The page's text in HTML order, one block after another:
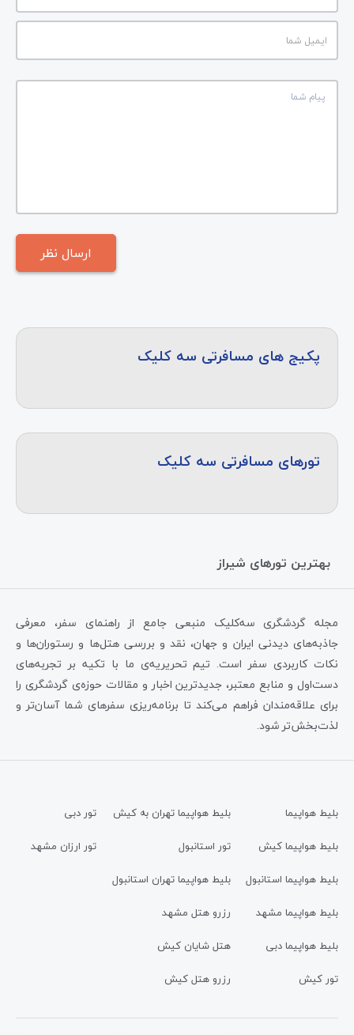
پکیج های مسافرتی سه کلیک
تورهای مسافرتی سه کلیک
بهترین تورهای شیراز
مجله گردشگری سه‌کلیک منبعی جامع از راهنمای سفر، معرفی
جاذبه‌های دیدنی ایران و جهان، نقد و بررسی هتل‌ها و رستوران‌ها و
نکات کاربردی سفر است. تیم تحریریه‌ی ما با تکیه بر تجربه‌های
دست‌اول و منابع معتبر، جدیدترین اخبار و مقالات حوزه‌ی گردشگری را
برای علاقه‌مندان فراهم می‌کند تا برنامه‌ریزی سفرهای شما آسان‌تر و
لذت‌بخش‌تر شود.
بلیط هواپیما
بلیط هواپیما کیش
بلیط هواپیما استانبول
بلیط هواپیما مشهد
بلیط هواپیما دبی
تور کیش
بلیط هواپیما تهران به کیش
تور استانبول
بلیط هواپیما تهران استانبول
رزرو هتل مشهد
هتل شایان کیش
رزرو هتل کیش
تور دبی
تور ارزان مشهد